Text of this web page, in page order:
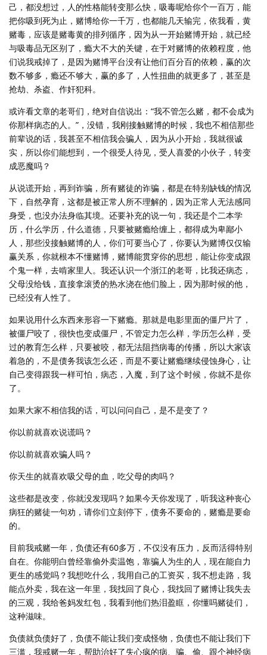
己，都没想过，人的性格能转变那么快，吸毒呢给你个一百万，能
把你吸到死为止，赌博给你一千万，也都能几天输完，依我看，黄
赌毒，应该是赌毒黄的排列循序，因为从一开始赌博开始，就已经
与吸毒品无区别了，瘾大不大的关键，在于对赌博的依赖程度，他
们说我戒掉了，是因为赌博平台没有让他们百分百的依赖，赢的次
数不够多，瘾还不够大，赢的多了，人性扭曲的就更多了，甚至是
抢劫、杀盗、作奸犯科。
或许看文章的老哥们，绝对自信说出：“我不管怎么赌，都不会成为
你那样病态的人。”，没错，我刚接触赌博的时候，我也不相信那些
前辈说的话，我甚至不相信我会骗人，因为从小开始，我就很诚
实，所以你们能想到，一个很受人待见，受人喜爱的小伙子，转变
成恶魔吗？
从说谎开始，再到诈骗，所有赌徒的诈骗，都是在特别缺钱的情况
下，自然孕育，这都是被正常人所不理解的，因为正常人无法感同
身受，也没办法身临其境。还要补充的说一句，我还是个二本学
历，什么学历，什么道德，只要被赌瘾给缠上，都得成为卑鄙小
人，那些没接触赌博的人，你们可要当心了，你要认为赌博仅仅输
赢关系，你就根本不懂赌博，赌博能贯穿你的思想，能让你变成跟
个鬼一样，去啃家里人。我还认识一个浙江的老哥，比我还病态，
父母没给钱，直接拿滚烫的热水浇在他们脸上，因为那时候的他，
已经没有人性了。
如果说用什么东西来形容一下赌瘾。那就是电影里面的僵尸片了，
被僵尸咬了，很快也变成僵尸，不管定力怎么样，学历怎么样，受
过的教育怎么样，只要被咬，都无法阻挡病毒的传播，所以大家该
着急的，不是债务我该怎么还，而是不要让赌瘾继续侵蚀身心，让
自己变得跟我一样可怕，病态，入魔，到了这个时候，你就不是你
了。
如果大家不相信我的话，可以问问自己，是不是变了？
你以前就喜欢说谎吗？
你以前就喜欢骗人吗？
你天生的就喜欢吸父母的血，吃父母的肉吗？
这些都是改变，你就没发现吗？如果今天你发现了，听我这种丧心
病狂的赌徒一句劝，请你们立刻停下，债务不要命的，赌瘾是要命
的。
目前我戒赌一年，负债还有60多万，不仅没有压力，反而活得特别
自在。你能明白曾经靠偷外卖温饱，靠骗人为生的人，现在能自力
更生的感觉吗？我想吃什么，我用自己的工资买，我不想走路，我
能点外卖，我在这一年里，我找回了良心，我找回了赌博让我失去
的三观，我给爸妈发红包，我看到他们热泪盈眶，你懂吗赌徒们，
这种滋味。
负债就负债好了，负债不能让我们变成怪物，负债也不能让我们下
三滥，我戒赌一年，帮助治好了失心疯的病、骗、偷、跟个神经病